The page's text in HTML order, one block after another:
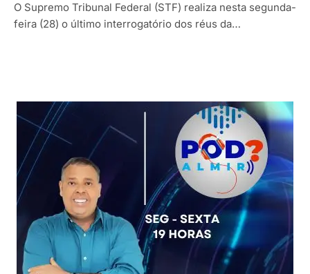
O Supremo Tribunal Federal (STF) realiza nesta segunda-
feira (28) o último interrogatório dos réus da…